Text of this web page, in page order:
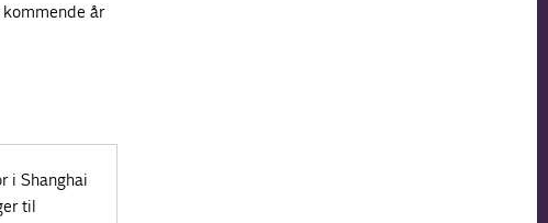
år
i Shanghai
til